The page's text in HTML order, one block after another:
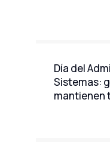
Día del
Sistemas:
mantienen